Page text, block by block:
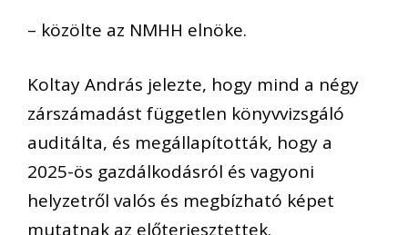
– közölte az NMHH elnöke.
Koltay András jelezte, hogy mind a négy
zárszámadást független könyvvizsgáló
auditálta, és megállapították, hogy a
2025-ös gazdálkodásról és vagyoni
helyzetről valós és megbízható képet
mutatnak az előterjesztettek.